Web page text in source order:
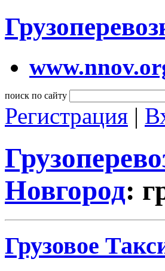
поиск по сайту
Регистрация |
Новгород:
Грузовое